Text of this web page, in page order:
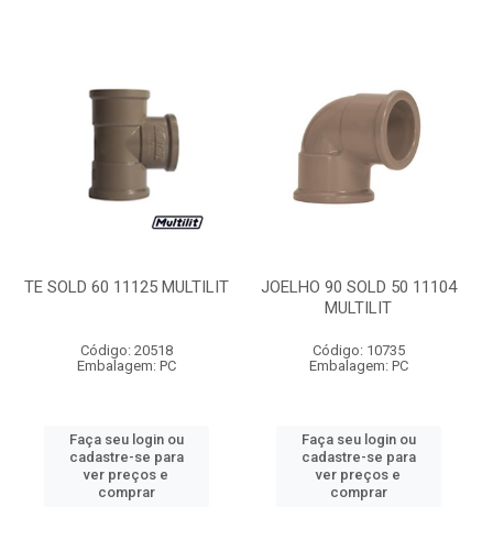
TE SOLD 60 11125 MULTILIT
Código: 20518
Embalagem: PC
Faça seu login ou
cadastre-se para
ver preços e
comprar
JOELHO 90 SOLD 50 11104
MULTILIT
Código: 10735
Embalagem: PC
Faça seu login ou
cadastre-se para
ver preços e
comprar